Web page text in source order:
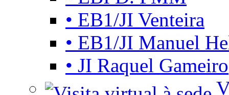
• EB1/JI Venteira
• EB1/JI Manuel
• JI Raquel Gameiro